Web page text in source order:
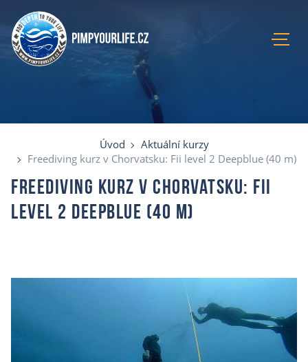
Úvod
Aktuální kurzy
Recenze
O mně
E-shop
Úvod
Aktuální kurzy
Freediving kurz v Chorvatsku: Fii level 2 Deepblue (40 m)
Freediving kurz v Chorvatsku: Fii
level 2 Deepblue (40 m)